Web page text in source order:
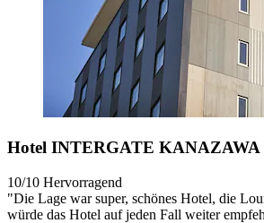
Hotel INTERGATE KANAZAWA
10/10 Hervorragend
"Die Lage war super, schönes Hotel, die
würde das Hotel auf jeden Fall weiter